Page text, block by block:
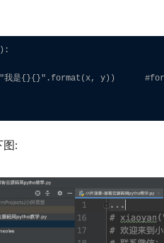
我是{}{}".format(x, y))
图: